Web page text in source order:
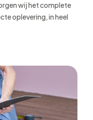
wij het complete
oplevering, in heel